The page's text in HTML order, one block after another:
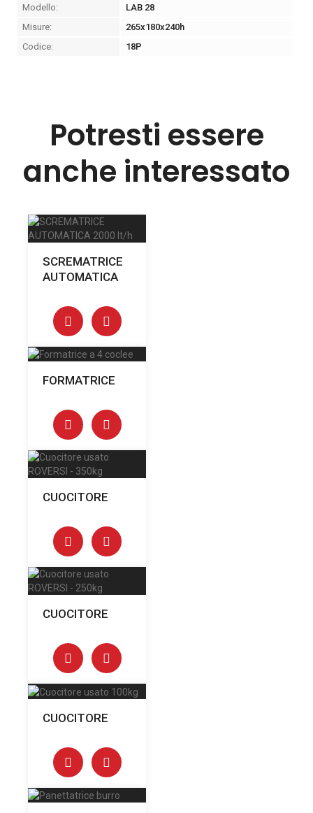
Modello:
LAB 28
Misure:
265x180x240h
Codice:
18P
Potresti essere
anche interessato
SCREMATRICE
AUTOMATICA
FORMATRICE
CUOCITORE
CUOCITORE
CUOCITORE